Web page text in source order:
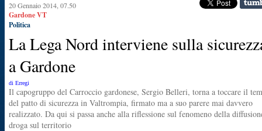
20 Gennaio 2014, 07.50
Gardone VT
Politica
La Lega Nord interviene sulla
a Gardone
di Erregi
Il capogruppo del Carroccio gardonese, Sergio Belleri, torna a toccare il
del patto di sicurezza in Valtrompia, firmato ma a suo parere mai davvero
realizzato. Da qui si passa anche alla riflessione sul fenomeno della
droga sul territorio